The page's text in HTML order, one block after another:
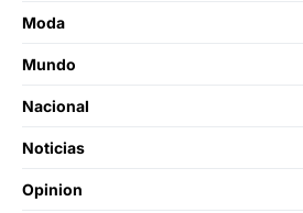
Moda
Mundo
Nacional
Noticias
Opinion